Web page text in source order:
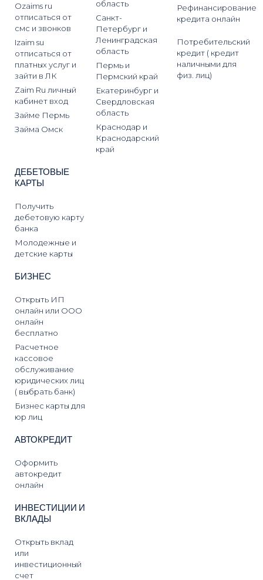
Ozaims ru
отписаться от
смс и звонков
Izaim su
отписаться от
платных услуг и
зайти в ЛК
Zaim Ru личный
кабинет вход
Займе Пермь
Займа Омск
область
Санкт-
Петербург и
Ленинградская
область
Пермь и
Пермский край
Екатеринбург и
Свердловская
область
Краснодар и
Краснодарский
край
Рефинансирование
кредита онлайн
Потребительский
кредит ( кредит
наличными для
физ. лиц)
ДЕБЕТОВЫЕ
КАРТЫ
Получить
дебетовую карту
банка
Молодежные и
детские карты
БИЗНЕС
Открыть ИП
онлайн или ООО
онлайн
бесплатно
Расчетное
кассовое
обслуживание
юридических лиц
( выбрать банк)
Бизнес карты для
юр лиц
АВТОКРЕДИТ
Оформить
автокредит
онлайн
ИНВЕСТИЦИИ И
ВКЛАДЫ
Открыть вклад
или
инвестиционный
счет